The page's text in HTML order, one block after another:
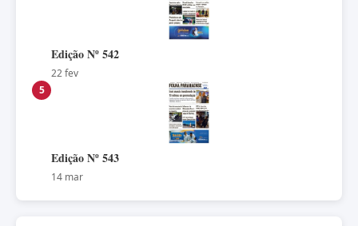
Edição Nº 542
22 fev
5
Edição Nº 543
14 mar